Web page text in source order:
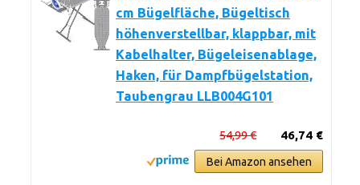
cm Bügelfläche, Bügeltisch
höhenverstellbar, klappbar, mit
Kabelhalter, Bügeleisenablage,
Haken, für Dampfbügelstation,
Taubengrau LLB004G101
46,74 €
54,99 €
Bei Amazon ansehen